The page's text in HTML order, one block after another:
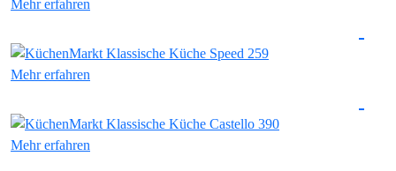
Mehr erfahren
Mehr erfahren
Mehr erfahren